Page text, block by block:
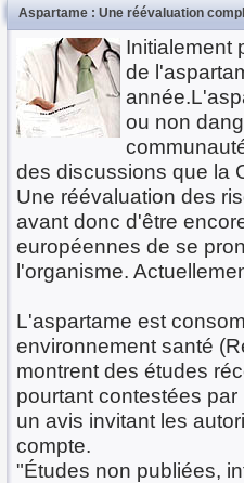
Aspartame : Une réévaluation
Initialement
de
ou non
des discussions que la
Une réévaluation des
avant donc d'être
européennes de se
l'organisme.
L'aspartame est
environnement santé
montrent des études
pourtant contestées
un avis invitant les
compte.
"Études non publiées,